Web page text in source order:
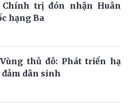
Chính trị đón nhận Huân
hạng Ba
thủ đô: Phát triển hạ
dân sinh